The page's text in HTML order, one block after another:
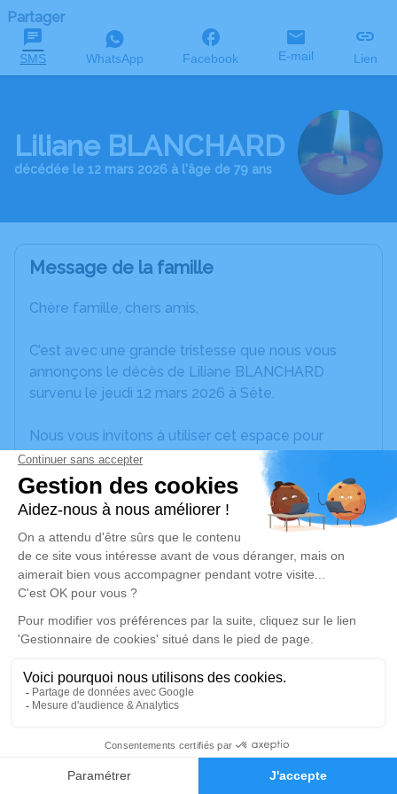
Faire-part Hommages
Partager
SMS WhatsApp Facebook E-mail Lien
Liliane BLANCHARD
décédée le 12 mars 2026 à l'âge de 79 ans
Message de la famille
Chère famille, chers amis,
C’est avec une grande tristesse que nous vous
annonçons le décès de Liliane BLANCHARD
survenu le jeudi 12 mars 2026 à Sète.
Nous vous invitons à utiliser cet espace pour
laisser vos condoléances, partager des photos
souvenirs, une anecdote ou exprimer vos pensées
à travers des poèmes ou des textes. Cet endroit
est un lieu d'expression dédié à honorer la
mémoire de Liliane BLANCHARD.
Cérémonie religieuse
mercredi 18 mars 2026 à 15h00
Église Saints Pierre et Paul de Poussan
place de l'église
Je rends hommage